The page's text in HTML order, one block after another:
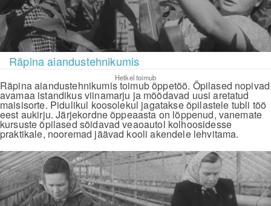
Räpina aiandustehnikumis
Hetkel toimub
Räpina aiandustehnikumis toimub õppetöö. Õpilased nopivad
avamaa istandikus viinamarju ja mõõdavad uusi aretatud
maisisorte. Pidulikul koosolekul jagatakse õpilastele tubli töö
eest aukirju. Järjekordne õppeaasta on lõppenud, vanemate
kursuste õpilased sõidavad veaoautol kolhoosidesse
praktikale, nooremad jäävad kooli akendele lehvitama.